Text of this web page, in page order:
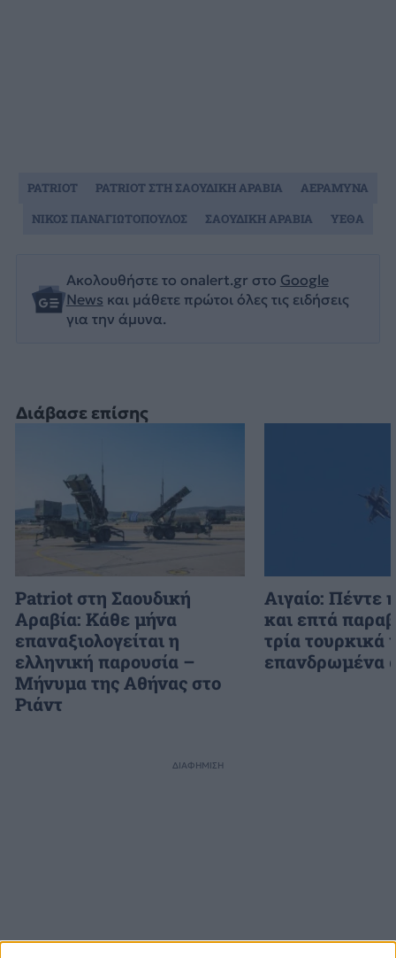
Διάβασε επίσης
Patriot στη Σαουδική
Αραβία: Κάθε μήνα
επαναξιολογείται η
ελληνική παρουσία –
Μήνυμα της Αθήνας στο
Ριάντ
Αιγαίο: Πέντε
και επτά
τρία τουρκικά
επανδρωμένα
Ακολουθήστε το onalert.gr στο Google
News και μάθετε πρώτοι όλες τις ειδήσεις
για την άμυνα.
PATRIOT PATRIOT ΣΤΗ ΣΑΟΥΔΙΚΗ ΑΡΑΒΙΑ
ΑΕΡΑΜΥΝΑ
ΝΙΚΟΣ ΠΑΝΑΓΙΩΤΟΠΟΥΛΟΣ
ΣΑΟΥΔΙΚΗ ΑΡΑΒΙΑ ΥΕΘΑ
ΔΙΑΦΗΜΙΣΗ